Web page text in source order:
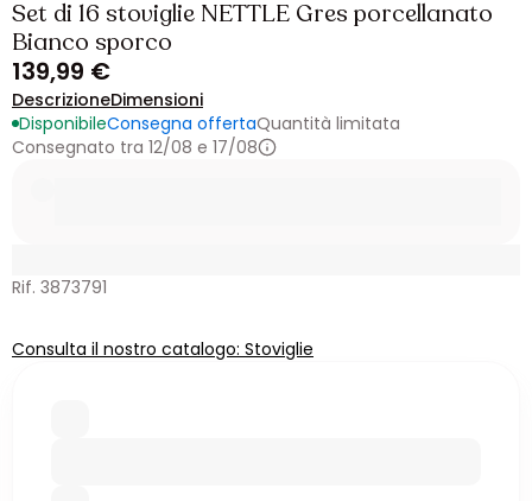
Set di 16 stoviglie NETTLE Gres porcellanato
Bianco sporco
139,99 €
DescrizioneDimensioni
DisponibileConsegna offertaQuantità limitata
Consegnato tra 12/08 e 17/08
Rif. 3873791
Consulta il nostro catalogo: Stoviglie